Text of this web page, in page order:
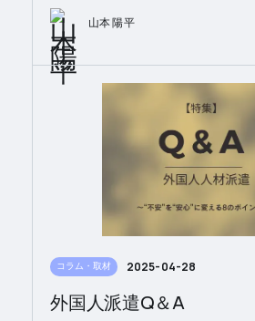
山本 陽平
コラム・取材 2025-04-28
外国人派遣Q＆A